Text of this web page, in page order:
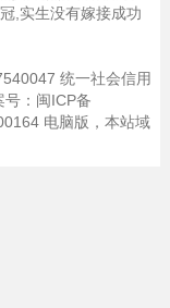
,实生没有嫁接成功
统一社会信用
： 闽ICP备
电脑版 ，本站域